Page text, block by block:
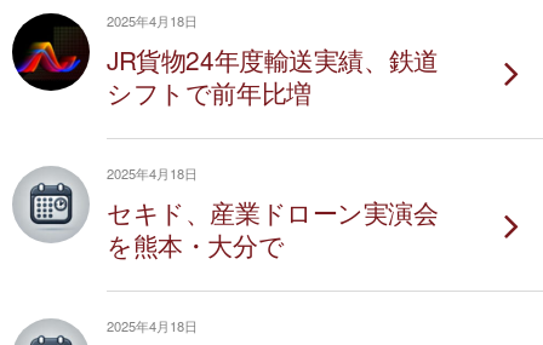
2025年4月18日
JR貨物24年度輸送実績、鉄道
シフトで前年比増
2025年4月18日
セキド、産業ドローン実演会
を熊本・大分で
2025年4月18日